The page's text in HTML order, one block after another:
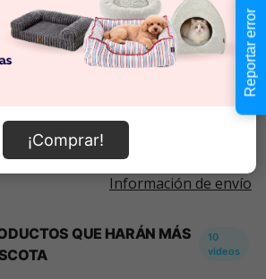
Cantidad:
- +
Información de envío
¡Comprar!
Reportar error